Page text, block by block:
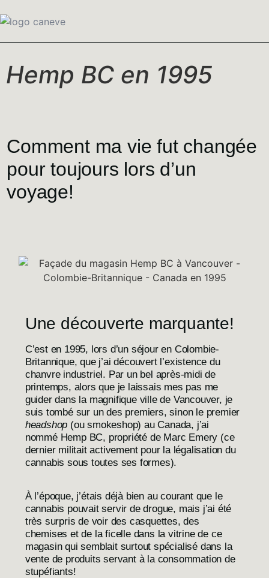
Hemp BC en 1995
Comment ma vie fut changée
pour toujours lors d’un
voyage!
Une découverte marquante!
C’est en 1995, lors d’un séjour en Colombie-
Britannique, que j’ai découvert l’existence du
chanvre industriel. Par un bel après-midi de
printemps, alors que je laissais mes pas me
guider dans la magnifique ville de Vancouver, je
suis tombé sur un des premiers, sinon le premier
headshop (ou smokeshop) au Canada, j’ai
nommé Hemp BC, propriété de Marc Emery (ce
dernier militait activement pour la légalisation du
cannabis sous toutes ses formes).
À l’époque, j’étais déjà bien au courant que le
cannabis pouvait servir de drogue, mais j’ai été
très surpris de voir des casquettes, des
chemises et de la ficelle dans la vitrine de ce
magasin qui semblait surtout spécialisé dans la
vente de produits servant à la consommation de
stupéfiants!